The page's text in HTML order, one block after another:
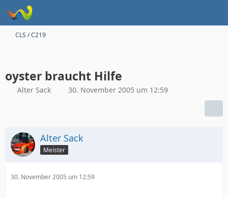
CLS / C219
oyster braucht Hilfe
Alter Sack 30. November 2005 um 12:59
Alter Sack
Meister
30. November 2005 um 12:59